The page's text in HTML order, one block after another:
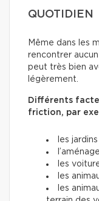
QUOTIDIEN
Même dans les
rencontrer
peut très bien
légèrement.
Différents
friction, par
les
les
les
les